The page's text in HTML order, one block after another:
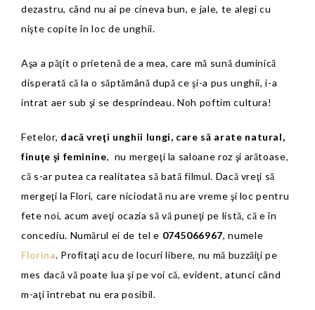
dezastru, când nu ai pe cineva bun, e jale, te alegi cu
nişte copite în loc de unghii.
Aşa a păţit o prietenă de a mea, care mă sună duminică
disperată că la o săptămână după ce şi-a pus unghii, i-a
intrat aer sub şi se desprindeau. Noh poftim cultura!
Fetelor, dacă vreţi unghii lungi, care să arate natural,
finuţe şi feminine, nu mergeţi la saloane roz şi arătoase,
că s-ar putea ca realitatea să bată filmul. Dacă vreţi să
mergeţi la Flori, care niciodată nu are vreme şi loc pentru
fete noi, acum aveţi ocazia să vă puneţi pe listă, că e în
concediu. Numărul ei de tel e 0745066967, numele
Florina. Profitaţi acu de locuri libere, nu mă buzzăiţi pe
mes dacă vă poate lua şi pe voi că, evident, atunci când
m-aţi întrebat nu era posibil.